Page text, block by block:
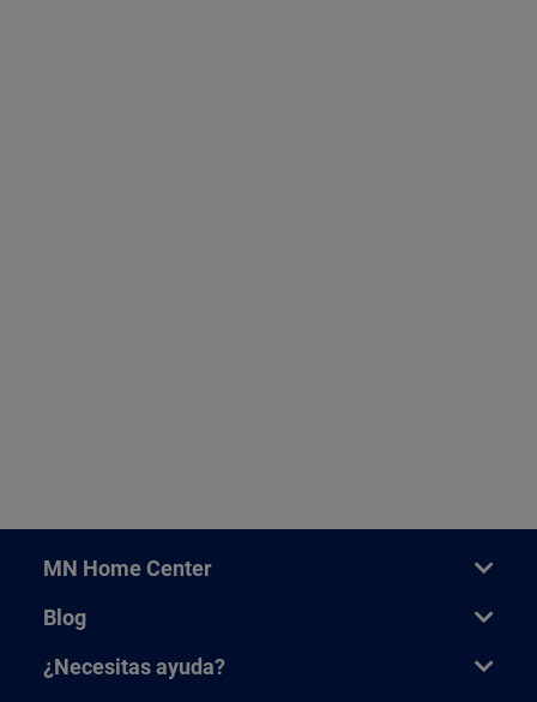
MN Home Center
Blog
¿Necesitas ayuda?